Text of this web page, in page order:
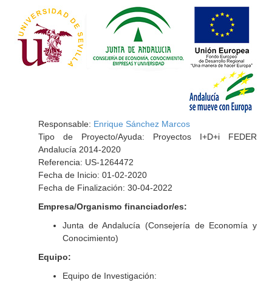
Responsable: Enrique Sánchez Marcos
Tipo de Proyecto/Ayuda: Proyectos I+D+i FEDER
Andalucía 2014-2020
Referencia: US-1264472
Fecha de Inicio: 01-02-2020
Fecha de Finalización: 30-04-2022
Empresa/Organismo financiador/es:
Junta de Andalucía (Consejería de Economía y
Conocimiento)
Equipo:
Equipo de Investigación: